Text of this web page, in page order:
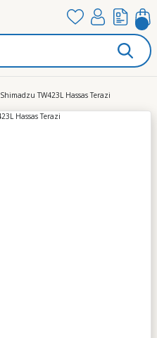
Shimadzu TW423L Hassas Terazi